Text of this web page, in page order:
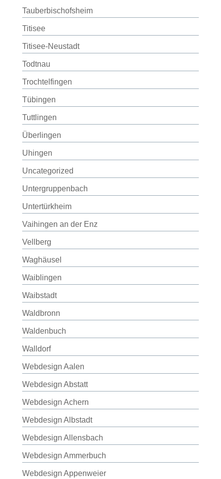
Tauberbischofsheim
Titisee
Titisee-Neustadt
Todtnau
Trochtelfingen
Tübingen
Tuttlingen
Überlingen
Uhingen
Uncategorized
Untergruppenbach
Untertürkheim
Vaihingen an der Enz
Vellberg
Waghäusel
Waiblingen
Waibstadt
Waldbronn
Waldenbuch
Walldorf
Webdesign Aalen
Webdesign Abstatt
Webdesign Achern
Webdesign Albstadt
Webdesign Allensbach
Webdesign Ammerbuch
Webdesign Appenweier